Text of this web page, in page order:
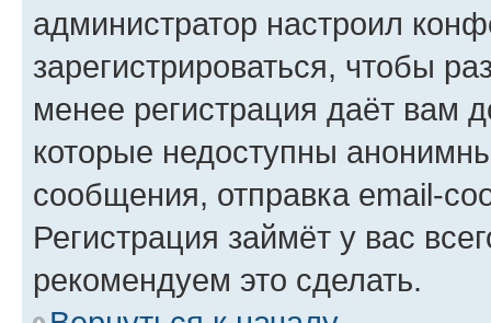
администратор настроил
зарегистрироваться, чтобы
менее регистрация даёт вам
которые недоступны
сообщения, отправка email-
Регистрация займёт у вас
рекомендуем это сделать.